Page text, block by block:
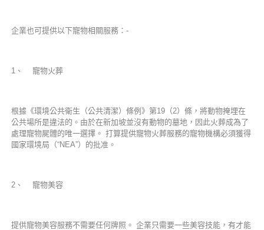
企業也可提供以下寵物相關服務：-
1、 寵物火葬
根據《環境公共衛生（公共清潔）條例》第19（2）條，將動物掩埋在
公共場所是違法的。由於在新加坡並沒有動物的墓地，因此火葬成為了
處理寵物屍體的唯一選擇。 打算提供寵物火葬服務的寵物機構必須獲得
國家環境局（“NEA”）的批准。
2、 寵物美容
提供寵物美容服務不需要任何牌照。 企業只需要一些美容技能，有才能